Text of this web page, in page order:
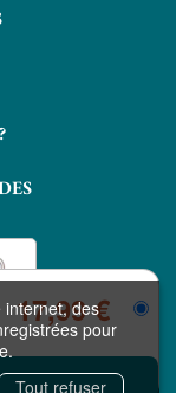
internet, des
pour
Tout refuser
17,99 €
TECHNOLOGIES.
DÉPOSÉES DE LA